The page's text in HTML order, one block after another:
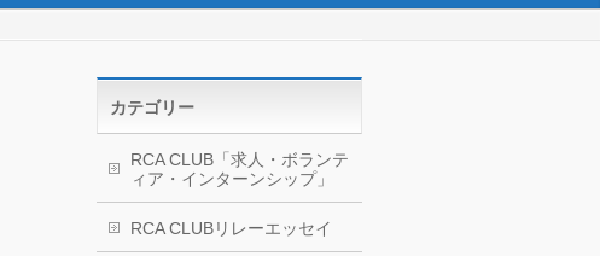
カテゴリー
RCA CLUB「求人・ボランテ
ィア・インターンシップ」
RCA CLUBリレーエッセイ